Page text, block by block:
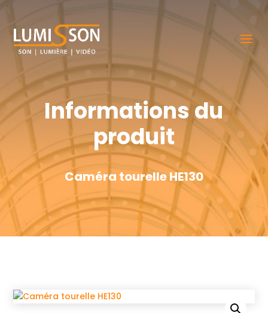
Informations du
produit
Caméra tourelle HE130